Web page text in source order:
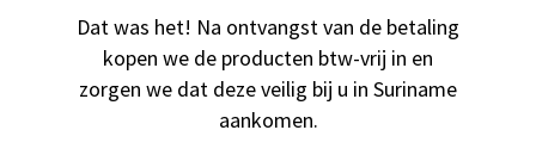
Dat was het! Na ontvangst van de betaling
kopen we de producten btw-vrij in en
zorgen we dat deze veilig bij u in Suriname
aankomen.